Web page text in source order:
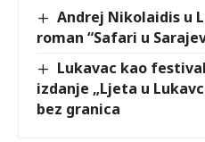
Andrej Nikolaidis u
roman “Safari u
Lukavac kao
izdanje „Ljeta u
bez granica